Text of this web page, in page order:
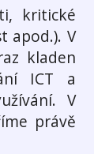
kritické
apod.). V
kladen
ICT a
V
právě